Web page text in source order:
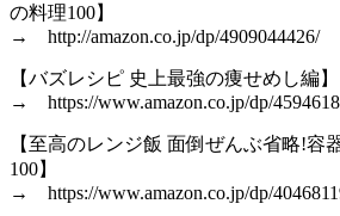
の料理100】
→ http://amazon.co.jp/dp/4909044426/
【バズレシピ 史上最強の痩せめし編】
→ https://www.amazon.co.jp/dp/
【至高のレンジ飯 面倒ぜんぶ省略!容
100】
→ https://www.amazon.co.jp/dp/